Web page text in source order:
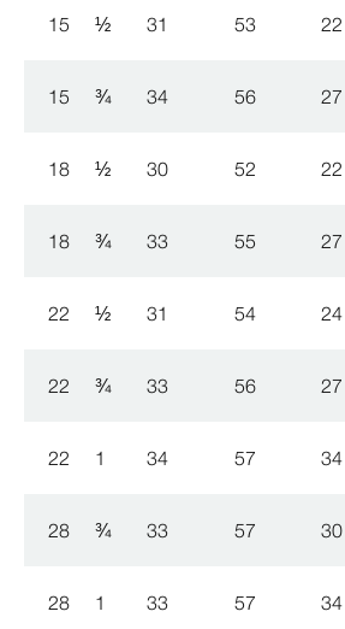
15 ½ 31 53 22
15 ¾ 34 56 27
18 ½ 30 52 22
18 ¾ 33 55 27
22 ½ 31 54 24
22 ¾ 33 56 27
22 1 34 57 34
28 ¾ 33 57 30
28 1 33 57 34